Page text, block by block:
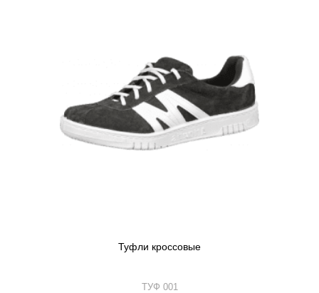
Туфли кроссовые
ТУФ 001